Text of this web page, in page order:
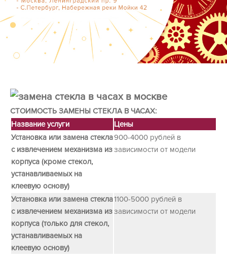
СТОИМОСТЬ ЗАМЕНЫ СТЕКЛА В ЧАСАХ:
Название услуги
Цены
Установка или замена стекла
с извлечением механизма из
корпуса (кроме стекол,
устанавливаемых на
клеевую основу)
900-4000 рублей в
зависимости от модели
Установка или замена стекла
с извлечением механизма из
корпуса (только для стекол,
устанавливаемых на
клеевую основу)
1100-5000 рублей в
зависимости от модели